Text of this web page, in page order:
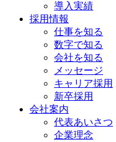
導入実績
採用情報
仕事を知る
数字で知る
会社を知る
メッセージ
キャリア採用
新卒採用
会社案内
代表あいさつ
企業理念